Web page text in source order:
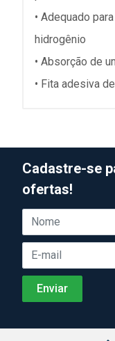
• Adequado
hidrogênio
• Absorção de
• Fita adesiva
Cadastre-se
ofertas!